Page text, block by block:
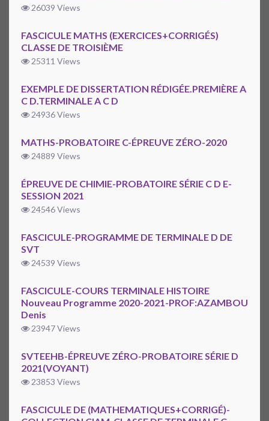
26039 Views
FASCICULE MATHS (EXERCICES+CORRIGÉS)
CLASSE DE TROISIÈME
25311 Views
EXEMPLE DE DISSERTATION RÉDIGÉE.PREMIÈRE A
C D.TERMINALE A C D
24936 Views
MATHS-PROBATOIRE C-ÉPREUVE ZÉRO-2020
24889 Views
ÉPREUVE DE CHIMIE-PROBATOIRE SÉRIE C D E-
SESSION 2021
24546 Views
FASCICULE-PROGRAMME DE TERMINALE D DE
SVT
24539 Views
FASCICULE-COURS TERMINALE HISTOIRE
Nouveau Programme 2020-2021-PROF:AZAMBOU
Denis
23947 Views
SVTEEHB-ÉPREUVE ZÉRO-PROBATOIRE SÉRIE D
2021(VOYANT)
23853 Views
FASCICULE DE (MATHEMATIQUES+CORRIGÉ)-